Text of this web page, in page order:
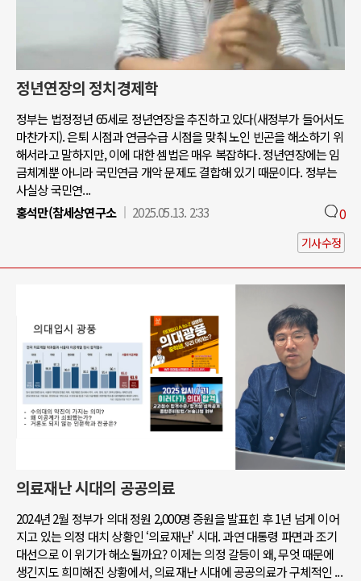
정년연장의 정치경제학
정부는 법정정년 65세로 정년연장을 추진하고 있다(새정부가 들어서도
마찬가지). 은퇴 시점과 연금수급 시점을 맞춰 노인 빈곤을 해소하기 위
해서라고 말하지만, 이에 대한 셈법은 매우 복잡하다. 정년연장에는 임
금체계뿐 아니라 국민연금 개악 문제도 결합해 있기 때문이다. 정부는
사실상 국민연...
홍석만(참세상연구소
2025.05.13. 2:33 0
기사수정
의료재난 시대의 공공의료
2024년 2월 정부가 의대 정원 2,000명 증원을 발표힌 후 1년 넘게 이어
지고 있는 의정 대치 상황인 ‘의료재난' 시대. 과연 대통령 파면과 조기
대선으로 이 위기가 해소될까요? 이제는 의정 갈등이 왜, 무엇 때문에
생긴지도 희미해진 상황에서, 의료재난 시대에 공공의료가 구체적인 ...